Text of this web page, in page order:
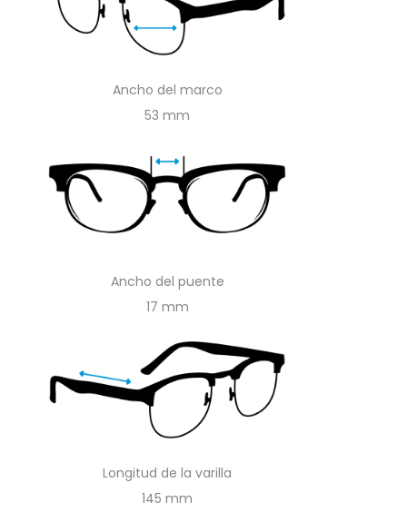
Ancho del marco
53
Ancho del puente
17
Longitud de la varilla
145